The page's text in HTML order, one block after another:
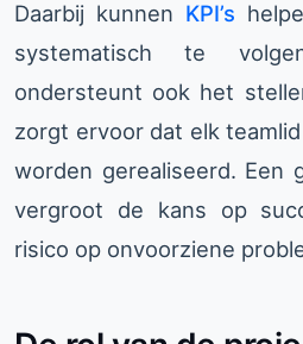
Daarbij kunnen KPI’s
systematisch te
ondersteunt ook het
zorgt ervoor dat elk
worden gerealiseerd. Een
vergroot de kans op
risico op onvoorziene